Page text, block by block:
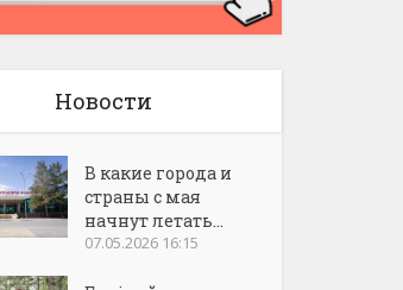
Новости
В какие города и
страны с мая
начнут летать...
07.05.2026 16:15